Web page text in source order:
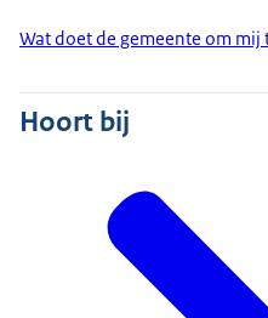
Wat doet de gemeente om mij
Hoort bij